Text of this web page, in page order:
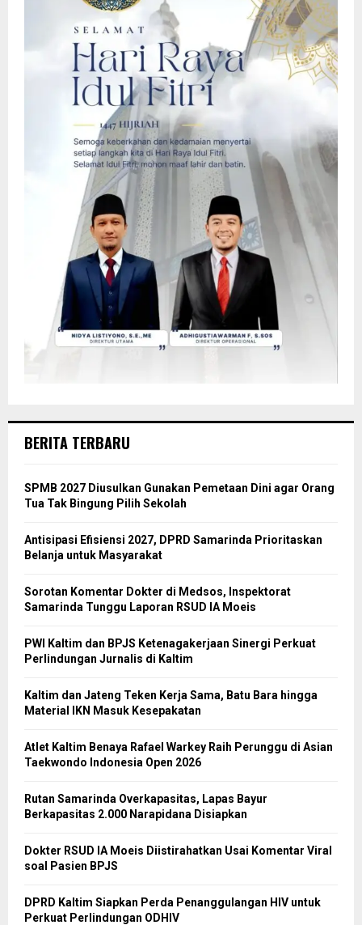
BERITA TERBARU
SPMB 2027 Diusulkan Gunakan Pemetaan Dini agar Orang
Tua Tak Bingung Pilih Sekolah
Antisipasi Efisiensi 2027, DPRD Samarinda Prioritaskan
Belanja untuk Masyarakat
Sorotan Komentar Dokter di Medsos, Inspektorat
Samarinda Tunggu Laporan RSUD IA Moeis
PWI Kaltim dan BPJS Ketenagakerjaan Sinergi Perkuat
Perlindungan Jurnalis di Kaltim
Kaltim dan Jateng Teken Kerja Sama, Batu Bara hingga
Material IKN Masuk Kesepakatan
Atlet Kaltim Benaya Rafael Warkey Raih Perunggu di Asian
Taekwondo Indonesia Open 2026
Rutan Samarinda Overkapasitas, Lapas Bayur
Berkapasitas 2.000 Narapidana Disiapkan
Dokter RSUD IA Moeis Diistirahatkan Usai Komentar Viral
soal Pasien BPJS
DPRD Kaltim Siapkan Perda Penanggulangan HIV untuk
Perkuat Perlindungan ODHIV